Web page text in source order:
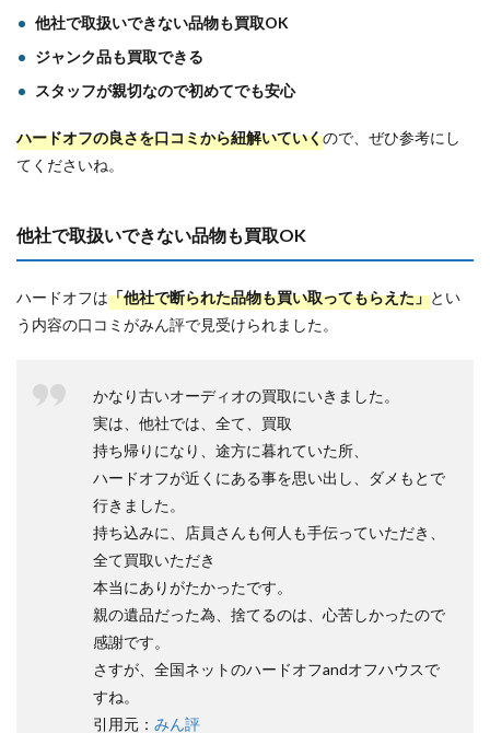
他社で取扱いできない品物も買取OK
ジャンク品も買取できる
スタッフが親切なので初めてでも安心
ハードオフの良さを口コミから紐解いていくので、ぜひ参考にし
てくださいね。
他社で取扱いできない品物も買取OK
ハードオフは「他社で断られた品物も買い取ってもらえた」とい
う内容の口コミがみん評で見受けられました。
かなり古いオーディオの買取にいきました。
実は、他社では、全て、買取
持ち帰りになり、途方に暮れていた所、
ハードオフが近くにある事を思い出し、ダメもとで
行きました。
持ち込みに、店員さんも何人も手伝っていただき、
全て買取いただき
本当にありがたかったです。
親の遺品だった為、捨てるのは、心苦しかったので
感謝です。
さすが、全国ネットのハードオフandオフハウスで
すね。
引用元： みん評